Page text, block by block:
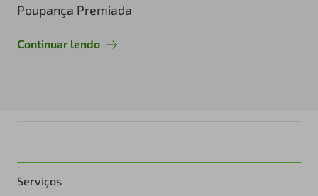
Poupança Premiada
Continuar lendo
Serviços